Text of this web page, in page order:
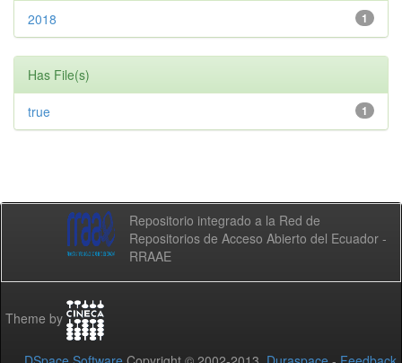
1
2018
Has File(s)
1
true
Repositorio integrado a la Red de
Repositorios de Acceso Abierto del Ecuador -
RRAAE
Theme by